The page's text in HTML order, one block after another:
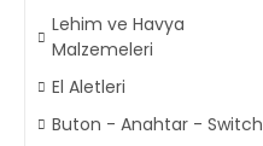
Lehim ve Havya
Malzemeleri
El Aletleri
Buton - Anahtar - Switch